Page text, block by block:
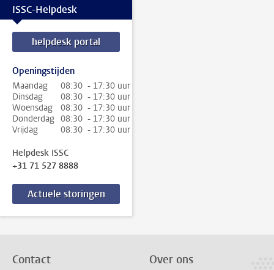
ISSC-Helpdesk
helpdesk portal
Openingstijden
Maandag
08:30 - 17:30 uur
Dinsdag
08:30 - 17:30 uur
Woensdag
08:30 - 17:30 uur
Donderdag 08:30 - 17:30 uur
Vrijdag
08:30 - 17:30 uur
Helpdesk ISSC
+31 71 527 8888
Actuele storingen
Contact Over ons